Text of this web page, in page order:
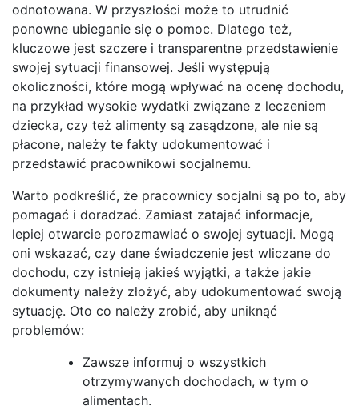
odnotowana. W przyszłości może to utrudnić
ponowne ubieganie się o pomoc. Dlatego też,
kluczowe jest szczere i transparentne przedstawienie
swojej sytuacji finansowej. Jeśli występują
okoliczności, które mogą wpływać na ocenę dochodu,
na przykład wysokie wydatki związane z leczeniem
dziecka, czy też alimenty są zasądzone, ale nie są
płacone, należy te fakty udokumentować i
przedstawić pracownikowi socjalnemu.
Warto podkreślić, że pracownicy socjalni są po to, aby
pomagać i doradzać. Zamiast zatajać informacje,
lepiej otwarcie porozmawiać o swojej sytuacji. Mogą
oni wskazać, czy dane świadczenie jest wliczane do
dochodu, czy istnieją jakieś wyjątki, a także jakie
dokumenty należy złożyć, aby udokumentować swoją
sytuację. Oto co należy zrobić, aby uniknąć
problemów:
Zawsze informuj o wszystkich
otrzymywanych dochodach, w tym o
alimentach.